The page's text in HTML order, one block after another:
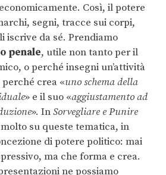
Così, il potere
segni, tracce sui corpi,
iscrive da sé. Prendiamo
penale, utile non tanto per il
o perché insegni un’attività
crea «uno schema della
» e il suo «aggiustamento ad
». InSorvegliare e Punire
su queste tematica, in
di potere politico: mai
ma che forma e crea.
ne possiamo